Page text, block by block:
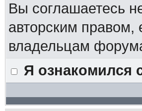
Вы соглашаетесь
авторским правом,
владельцам
Я ознакомился